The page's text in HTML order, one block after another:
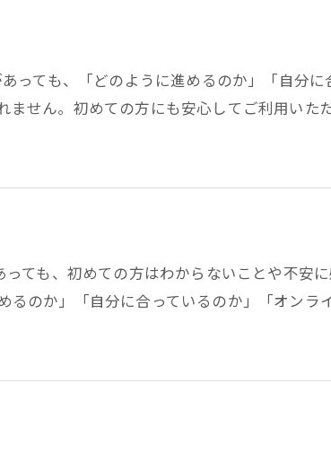
っても、「どのように進めるのか」「自分
ません。初めての方にも安心してご利用いた
っても、初めての方はわからないことや不安
るのか」「自分に合っているのか」「オンラ